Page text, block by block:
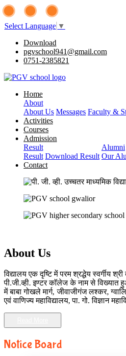
Select Language ▼
Download
pgvschool941@gmail.com
0751-2385821
Home
About
About Us Messages Faculty &
Activities
Courses
Admission
Result
Result Download Result
Alumni
Our
Contact
About Us
विद्यालय एक दृष्टि में परम श्रद्धेय स्वर्गीय
पी.जी.व्ही. इण्टर कॉलेज के नाम से विख्यात
में बाबा गोखले मार्ग, जीवाजीगंज लश्कर,
एवं वाणिज्य महाविद्यालय, पा. गो. विज्ञान
Notice Board